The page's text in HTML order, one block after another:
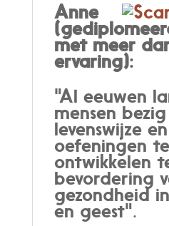
Anne
met meer
ervaring):
"Al eeuwen
mensen
levenswijze en
oefeningen te
ontwikkelen
bevordering
gezondheid
en geest".